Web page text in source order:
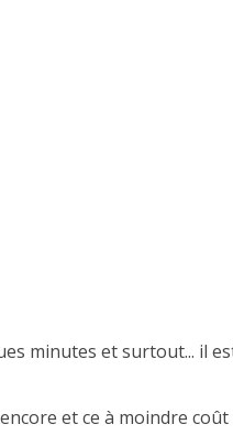
minutes et surtout... il
et ce à moindre